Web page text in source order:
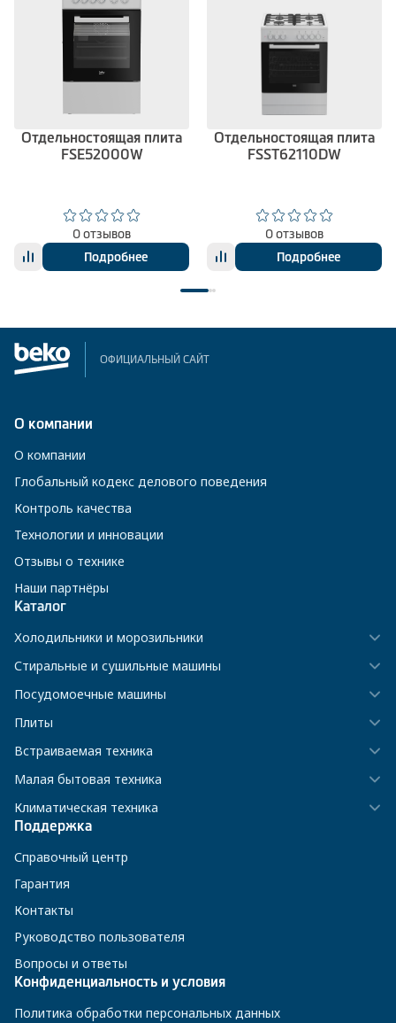
Отдельностоящая плита
FSE52000W
0 отзывов
Подробнее
Отдельностоящая плита
FSST62110DW
0 отзывов
Подробнее
ОФИЦИАЛЬНЫЙ САЙТ
О компании
О компании
Глобальный кодекс делового поведения
Контроль качества
Технологии и инновации
Отзывы о технике
Наши партнёры
Каталог
Холодильники и морозильники
Стиральные и сушильные машины
Посудомоечные машины
Плиты
Встраиваемая техника
Малая бытовая техника
Климатическая техника
Поддержка
Справочный центр
Гарантия
Контакты
Руководство пользователя
Вопросы и ответы
Конфиденциальность и условия
Политика обработки персональных данных